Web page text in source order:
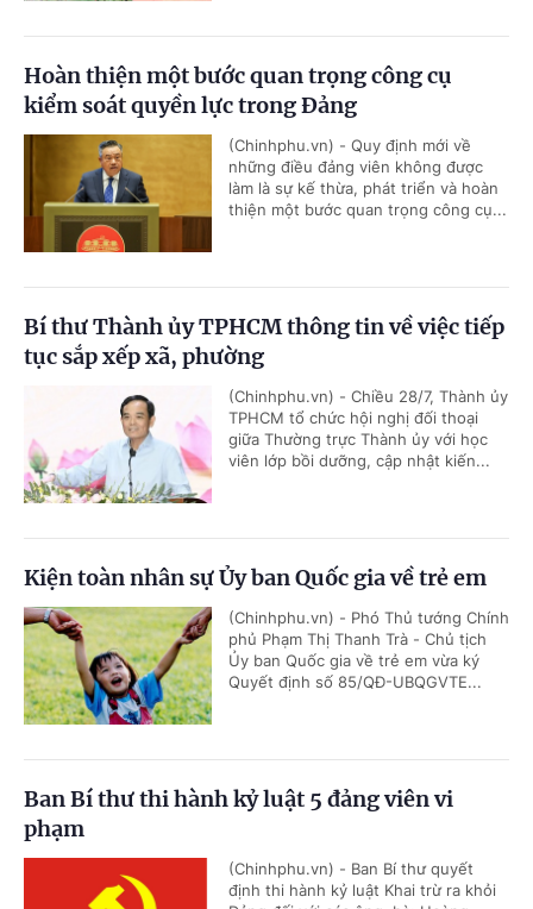
Hoàn thiện một bước quan trọng công cụ
kiểm soát quyền lực trong Đảng
(Chinhphu.vn) - Quy định mới về
những điều đảng viên không được
làm là sự kế thừa, phát triển và hoàn
thiện một bước quan trọng công cụ...
Bí thư Thành ủy TPHCM thông tin về việc tiếp
tục sắp xếp xã, phường
(Chinhphu.vn) - Chiều 28/7, Thành ủy
TPHCM tổ chức hội nghị đối thoại
giữa Thường trực Thành ủy với học
viên lớp bồi dưỡng, cập nhật kiến...
Kiện toàn nhân sự Ủy ban Quốc gia về trẻ em
(Chinhphu.vn) - Phó Thủ tướng Chính
phủ Phạm Thị Thanh Trà - Chủ tịch
Ủy ban Quốc gia về trẻ em vừa ký
Quyết định số 85/QĐ-UBQGVTE...
Ban Bí thư thi hành kỷ luật 5 đảng viên vi
phạm
(Chinhphu.vn) - Ban Bí thư quyết
định thi hành kỷ luật Khai trừ ra khỏi